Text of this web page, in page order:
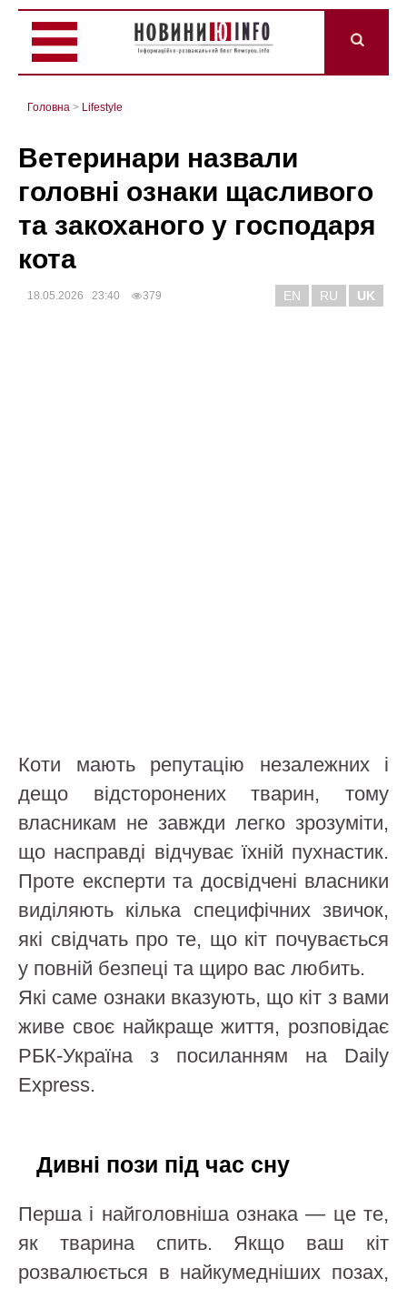
Головна > Lifestyle
Ветеринари назвали
головні ознаки щасливого
та закоханого у господаря
кота
18.05.2026 23:40 379 EN RU UK
Коти мають репутацію незалежних і
дещо відсторонених тварин, тому
власникам не завжди легко зрозуміти,
що насправді відчуває їхній пухнастик.
Проте експерти та досвідчені власники
виділяють кілька специфічних звичок,
які свідчать про те, що кіт почувається
у повній безпеці та щиро вас любить.
Які саме ознаки вказують, що кіт з вами
живе своє найкраще життя, розповідає
РБК-Україна з посиланням на Daily
Express.
Дивні пози під час сну
Перша і найголовніша ознака — це те,
як тварина спить. Якщо ваш кіт
розвалюється в найкумедніших позах,